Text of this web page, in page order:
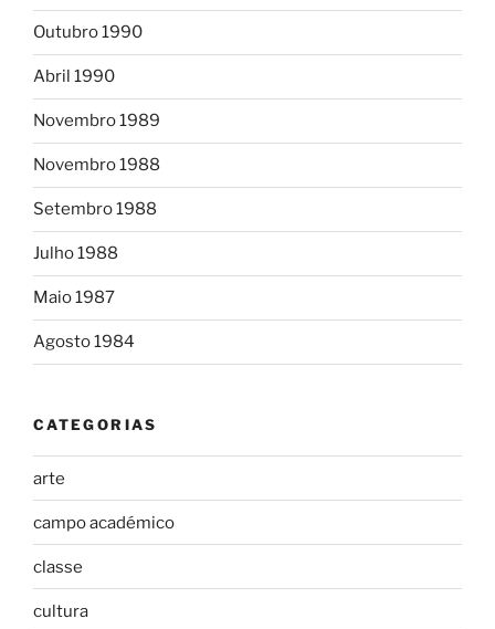
Outubro 1990
Abril 1990
Novembro 1989
Novembro 1988
Setembro 1988
Julho 1988
Maio 1987
Agosto 1984
CATEGORIAS
arte
campo académico
classe
cultura